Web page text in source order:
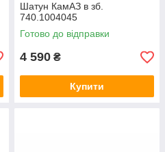
Шатун КамАЗ в зб.
740.1004045
Готово до відправки
4 590 ₴
Купити